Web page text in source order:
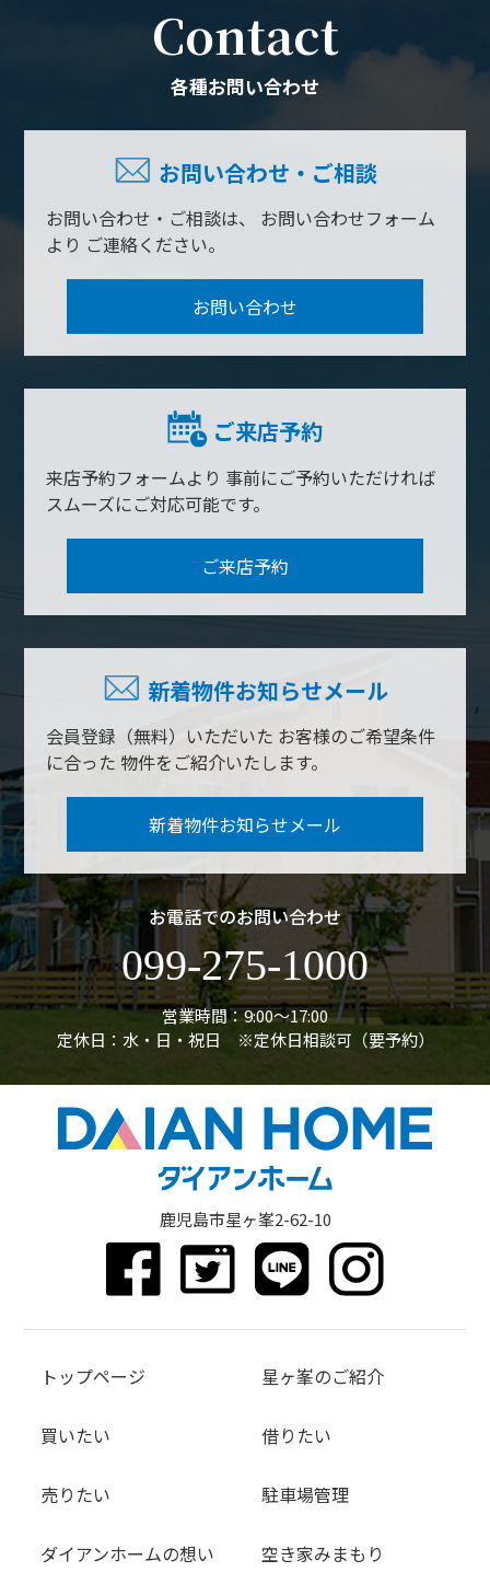
Contact
各種お問い合わせ
お問い合わせ・ご相談
お問い合わせ・ご相談は、
お問い合わせフォーム
より ご連絡ください。
お問い合わせ
ご来店予約
来店予約フォームより 事前にご予約いただければ
スムーズにご対応可能です。
ご来店予約
新着物件お知らせメール
会員登録（無料）いただいた お客様のご希望条件
に合った 物件をご紹介いたします。
新着物件お知らせメール
お電話でのお問い合わせ
099-275-1000
営業時間：9:00〜17:00
定休日：水・日・祝日 ※定休日相談可（要予約）
鹿児島市星ヶ峯2-62-10
トップページ 星ヶ峯のご紹介
買いたい 借りたい
売りたい 駐車場管理
ダイアンホームの想い 空き家みまもり